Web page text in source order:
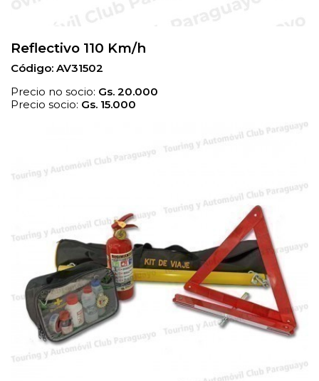
Reflectivo 110 Km/h
Código: AV31502
Precio no socio: Gs. 20.000
Precio socio: Gs. 15.000